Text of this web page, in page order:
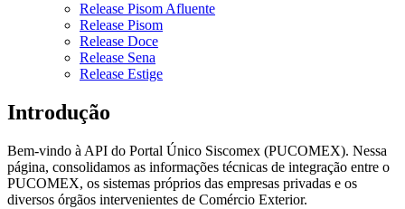
Release Pisom Afluente
Release Pisom
Release Doce
Release Sena
Release Estige
Introdução
Bem-vindo à API do Portal Único Siscomex (PUCOMEX). Nessa
página, consolidamos as informações técnicas de integração entre o
PUCOMEX, os sistemas próprios das empresas privadas e os
diversos órgãos intervenientes de Comércio Exterior.